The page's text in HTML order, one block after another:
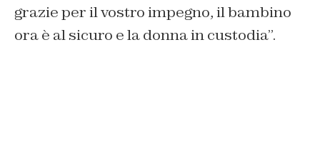
grazie per il vostro impegno, il bambino
ora è al sicuro e la donna in custodia”.